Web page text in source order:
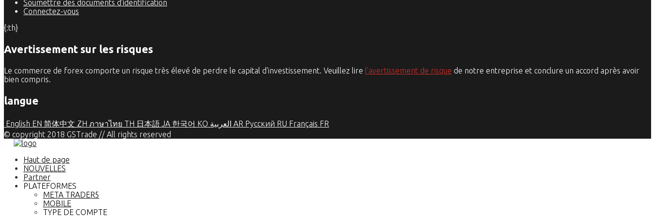
Soumettre des documents d’identification
Connectez-vous
{:th}
Avertissement sur les risques
Le commerce de forex comporte un risque très élevé de perdre le capital d'investissement. Veuillez lire l'avertissement de risque de notre entreprise et conclure un accord après avoir
bien compris.
langue
English EN 简体中文 ZH ภาษาไทย TH 日本語 JA 한국어 KO العربية AR Русский RU Français FR
© copyright 2018 GSTrade // All rights reserved
Haut de page
NOUVELLES
Partner
PLATEFORMES
META TRADER5
MOBILE
TYPE DE COMPTE